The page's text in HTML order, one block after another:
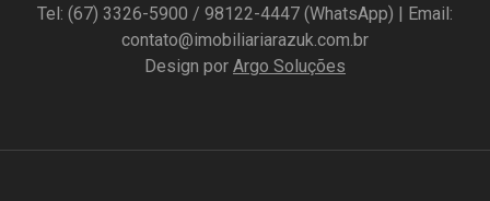
Tel: (67) 3326-5900 / 98122-4447 (WhatsApp) | Email:
contato@imobiliariarazuk.com.br
Design por Argo Soluções